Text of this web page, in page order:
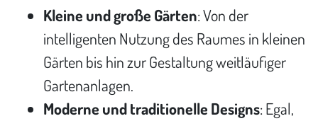
Kleine und große Gärten: Von der
intelligenten Nutzung des Raumes in kleinen
Gärten bis hin zur Gestaltung weitläufiger
Gartenanlagen.
Moderne und traditionelle Designs: Egal,